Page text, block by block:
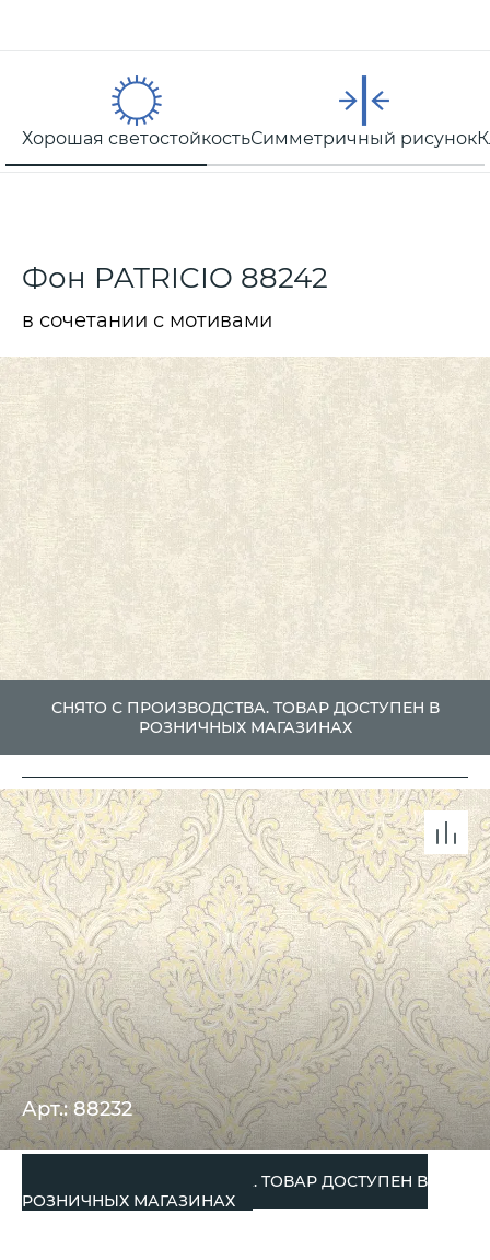
Хорошая светостойкостьСимметричный рисунок
Фон PATRICIO 88242
в сочетании с мотивами
СНЯТО С ПРОИЗВОДСТВА. ТОВАР ДОСТУПЕН В
РОЗНИЧНЫХ МАГАЗИНАХ
Арт.: 88232
СНЯТО С ПРОИЗВОДСТВА. ТОВАР ДОСТУПЕН В
РОЗНИЧНЫХ МАГАЗИНАХ